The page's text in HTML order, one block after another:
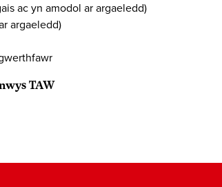
ac yn amodol ar argaeledd)
argaeledd)
TAW